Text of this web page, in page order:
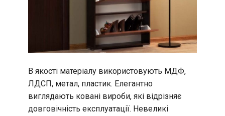
В якості матеріалу використовують МДФ,
ЛДСП, метал, пластик. Елегантно
виглядають ковані вироби, які відрізняє
довговічність експлуатації. Невеликі